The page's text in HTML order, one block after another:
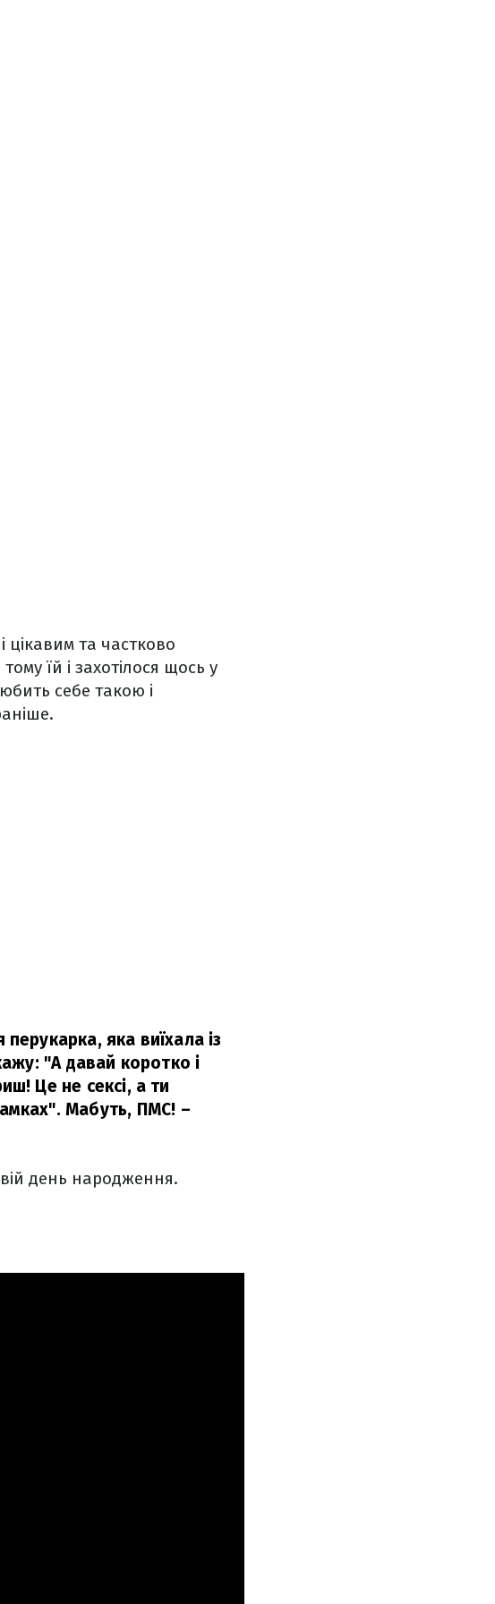
цікавим та частково
їй і захотілося щось у
себе такою і
яка виїхала із
"А давай коротко і
Це не сексі, а ти
Мабуть, ПМС! –
день народження.